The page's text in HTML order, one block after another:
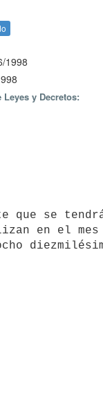
1998
y Decretos:
que se
en el